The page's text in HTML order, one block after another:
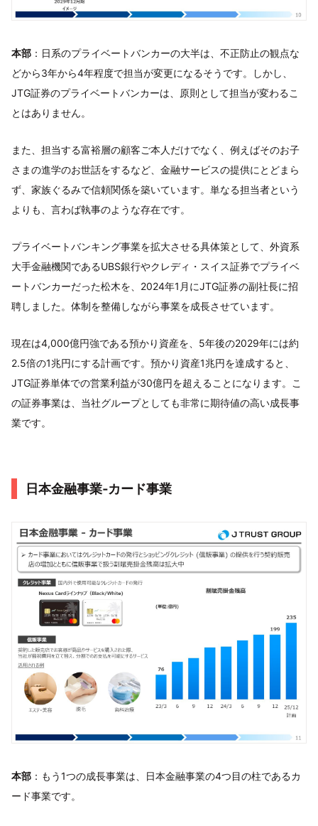
本部 ：日系のプライベートバンカーの大半は、不正防止の観点な
どから3年から4年程度で担当が変更になるそうです。しかし、
JTG証券のプライベートバンカーは、原則として担当が変わるこ
とはありません。
また、担当する富裕層の顧客ご本人だけでなく、例えばそのお子
さまの進学のお世話をするなど、金融サービスの提供にとどまら
ず、家族ぐるみで信頼関係を築いています。単なる担当者という
よりも、言わば執事のような存在です。
プライベートバンキング事業を拡大させる具体策として、外資系
大手金融機関であるUBS銀行やクレディ・スイス証券でプライベ
ートバンカーだった松木を、2024年1月にJTG証券の副社長に招
聘しました。体制を整備しながら事業を成長させています。
現在は4,000億円強である預かり資産を、5年後の2029年には約
2.5倍の1兆円にする計画です。預かり資産1兆円を達成すると、
JTG証券単体での営業利益が30億円を超えることになります。こ
の証券事業は、当社グループとしても非常に期待値の高い成長事
業です。
日本金融事業‐カード事業
本部 ：もう1つの成長事業は、日本金融事業の4つ目の柱であるカ
ード事業です。